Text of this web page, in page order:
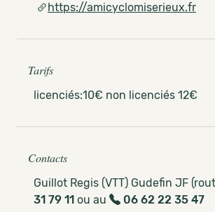
https://amicyclomiserieux.fr
Tarifs
licenciés:10€ non licenciés 12€
Contacts
Guillot Regis (VTT) Gudefin JF
31 79 11 ou au
06 62 22 35 47